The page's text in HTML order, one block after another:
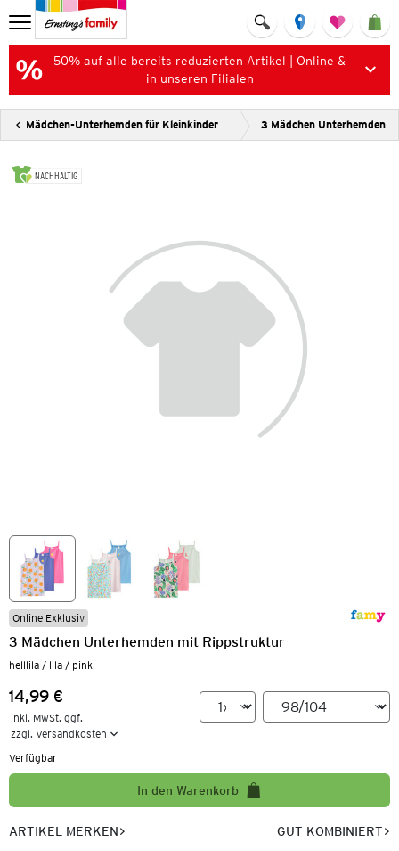
50% auf alle bereits reduzierten Artikel | Online &
in unseren Filialen
Mädchen-Unterhemden für Kleinkinder 3 Mädchen Unterhemden
NACHHALTIG
Online Exklusiv
3 Mädchen Unterhemden mit Rippstruktur
helllila / lila / pink
Preis:
14,99 €
inkl. MwSt. ggf.
zzgl. Versandkosten
Verfügbar
In den Warenkorb
ARTIKEL MERKEN GUT KOMBINIERT